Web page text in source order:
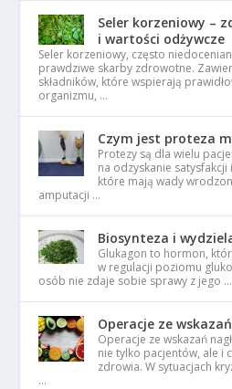
Seler korzeniowy –
i wartości odżywcze
Seler korzeniowy, często
prawdziwe skarby zdrowotne.
składników, które wspierają
organizmu, …
Czym jest proteza
Protezy są dla wielu
na odzyskanie
które mają wady
amputacji …
Biosynteza i
Glukagon to hormon,
w regulacji poziomu
osób nie zdaje sobie sprawy z jego …
Operacje ze
Operacje ze wskazań
nie tylko pacjentów, ale i
zdrowia. W sytuacjach
…